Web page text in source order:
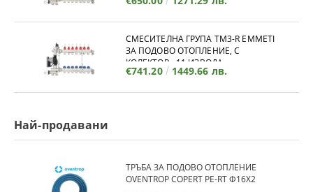
СМЕСИТЕЛНА ГРУПА TM3-R EMMETI
ЗА ПОДОВО ОТОПЛЕНИЕ, С
КОЛЕКТОР - 11 ИЗВОДА
€741.20 1449.66 лв.
Най-продавани
ТРЪБА ЗА ПОДОВО ОТОПЛЕНИЕ
OVENTROP COPERT PE-RT Ф16Х2